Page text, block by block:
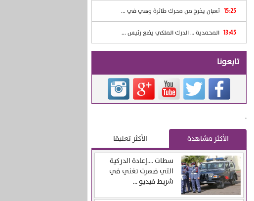
15:25 ثعبان يخرج من محرك طائرة وهي في ...
13:45 المحمدية … الدرك الملكي يضع رئيس ...
تابعونا
.
الأكثر مشاهدة
الأكثر تعليقا
سطات ….إعادة الدركية
التي ضهرت تغني في
شريط فيديو ...